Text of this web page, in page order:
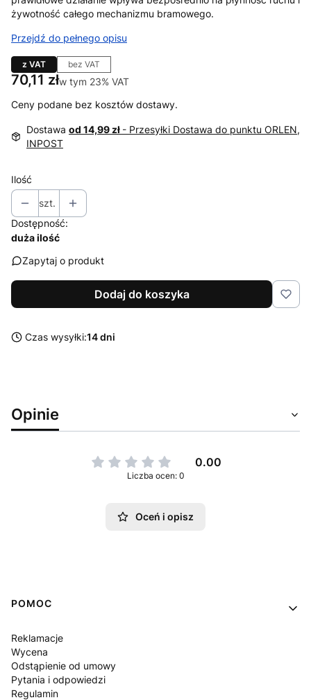
żywotność całego mechanizmu bramowego.
Przejdź do pełnego opisu
z VAT bez VAT
Cena
70,11 złw tym 23% VAT
w tym 23% VAT
Ceny podane bez kosztów dostawy.
Dostawa od 14,99 zł - Przesyłki Dostawa do punktu ORLEN,
INPOST
Ilość
szt.
Dostępność:
duża ilość
Zapytaj o produkt
Dodaj do koszyka
Czas wysyłki:14 dni
Opinie
0.00
Liczba ocen: 0
Oceń i opisz
Linki w stopce
POMOC
Reklamacje
Wycena
Odstąpienie od umowy
Pytania i odpowiedzi
Regulamin